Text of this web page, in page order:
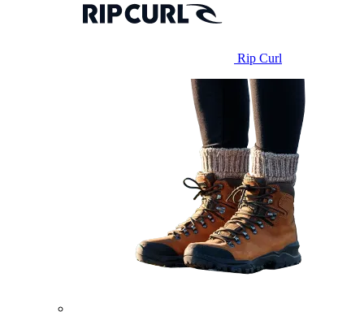
Rip Curl